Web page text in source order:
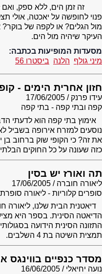
זה זמן הים, ללא ספק, ואם
פנוי לחופשה על יאכטה, אולי
מול הגלים? או לקפה של בוקר?
העיקר שיהיה מול הים.
מסעדות המופיעות בכתבה:
מיני גולף הלנה ביסטרו 56
חזון אחרית הימים -
עידו פרנק
17/06/2005
קפה ובתי קפה - בתי קפה
אימוץ בתי קפה הוא לדעתי
נוסעים למזרח אירופה
את זה? כי הקופי שוק ברחוב
כזה שעונה על כל החוקים
תה ואורז יש בסין
ליאורה חוברה
17/06/2005
סופרים קלוריות - ליאורה סופרת
דיאטנית הבית שלנו,
הדיאטה הסינית. בספר היא
התזונה הסינית הידועה
תמצית השיטה בת 4 השלבים.
מסדר כנפיים בווינגס
נועה יחיאלי
16/06/2005